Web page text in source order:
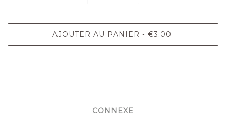
AJOUTER AU PANIER • €3.00
CONNEXE